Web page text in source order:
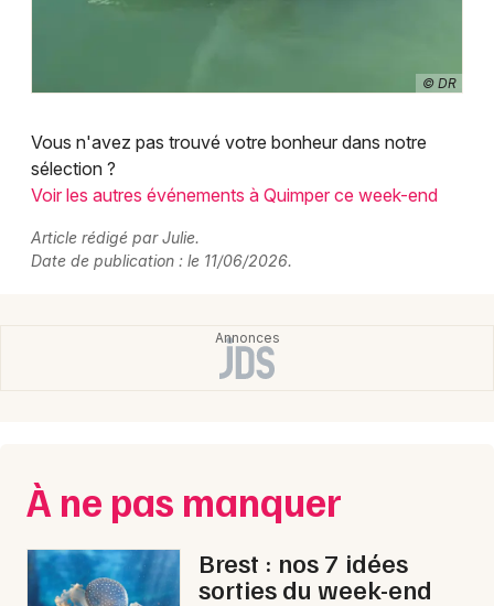
© DR
Vous n'avez pas trouvé votre bonheur dans notre
sélection ?
Voir les autres événements à Quimper ce week-end
Article rédigé par Julie.
Date de publication : le 11/06/2026.
À ne pas manquer
Brest : nos 7 idées
sorties du week-end